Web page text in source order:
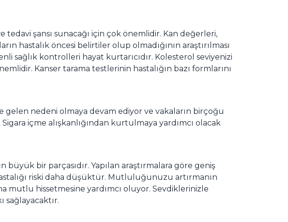
şansı sunacağı için çok önemlidir. Kan değerleri,
hastalık öncesi belirtiler olup olmadığının araştırılması
sağlık kontrolleri hayat kurtarıcıdır. Kolesterol seviyenizi
Kanser tarama testlerinin hastalığın bazı formlarını
gelen nedeni olmaya devam ediyor ve vakaların birçoğu
içme alışkanlığından kurtulmaya yardımcı olacak
bir parçasıdır. Yapılan araştırmalara göre geniş
riski daha düşüktür. Mutluluğunuzu artırmanın
mutlu hissetmesine yardımcı oluyor. Sevdiklerinizle
sağlayacaktır.